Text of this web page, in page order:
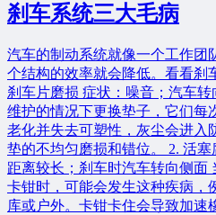
刹车系统三大毛病
汽车的制动系统就像一个工作团
个结构的效率就会降低。看看刹
刹车片磨损 症状：噪音；汽车
维护的情况下更换垫子，它们每
老化并失去可塑性，灰尘会进入
垫的不均匀磨损和错位。 2. 活
距离较长；刹车时汽车转向侧面
卡钳时，可能会发生这种疾病，
库或户外。卡钳卡住会导致加速